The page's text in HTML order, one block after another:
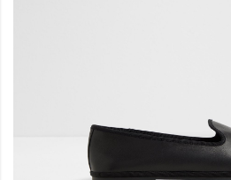
ملابس العمل
Leather Collection